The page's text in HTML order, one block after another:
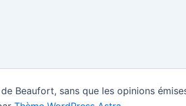
Beaufort, sans que les opinions